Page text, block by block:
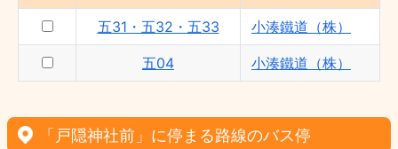
五31・五32・五33 小湊鐵道（株）
五04 小湊鐵道（株）
「戸隠神社前」に停まる路線のバス停